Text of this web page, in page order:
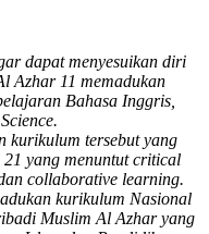
dapat menyesuikan diri
Azhar 11 memadukan
Bahasa Inggris,
kurikulum tersebut yang
yang menuntut critical
collaborative learning.
kurikulum Nasional
Muslim Al Azhar yang